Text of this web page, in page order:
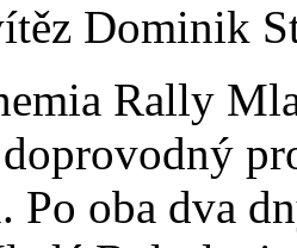
Dominik
Rally
Po oba dva